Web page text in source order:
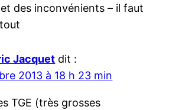
des inconvénients – il faut
Jacquet dit :
2013 à 18 h 23 min
TGE (très grosses